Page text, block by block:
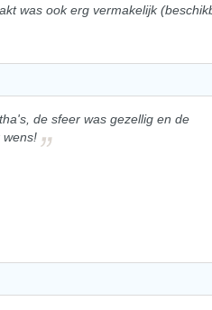
was ook erg vermakelijk
de sfeer was gezellig en de
wens!